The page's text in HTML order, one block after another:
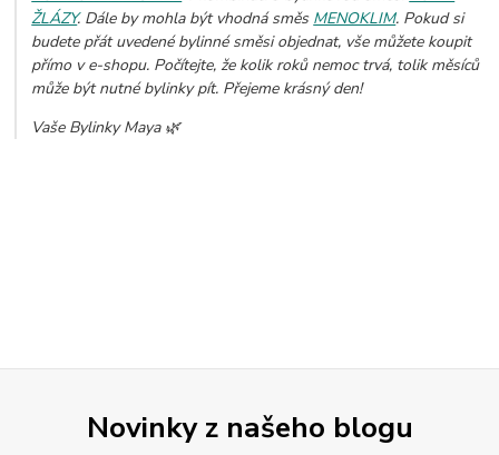
ŽLÁZY. Dále by mohla být vhodná směs MENOKLIM. Pokud si
budete přát uvedené bylinné směsi objednat, vše můžete koupit
přímo v e-shopu. Počítejte, že kolik roků nemoc trvá, tolik měsíců
může být nutné bylinky pít. Přejeme krásný den!
Vaše Bylinky Maya 🌿
Novinky z našeho blogu